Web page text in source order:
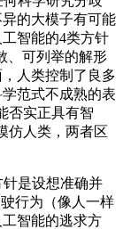
的大模子有可能
智能的4类方针
、可列举的解形
人类控制了良多
范式不成熟的表
否实正具有智
仿人类，两者区
是设想准确并
行为（像人一样
智能的逃求方